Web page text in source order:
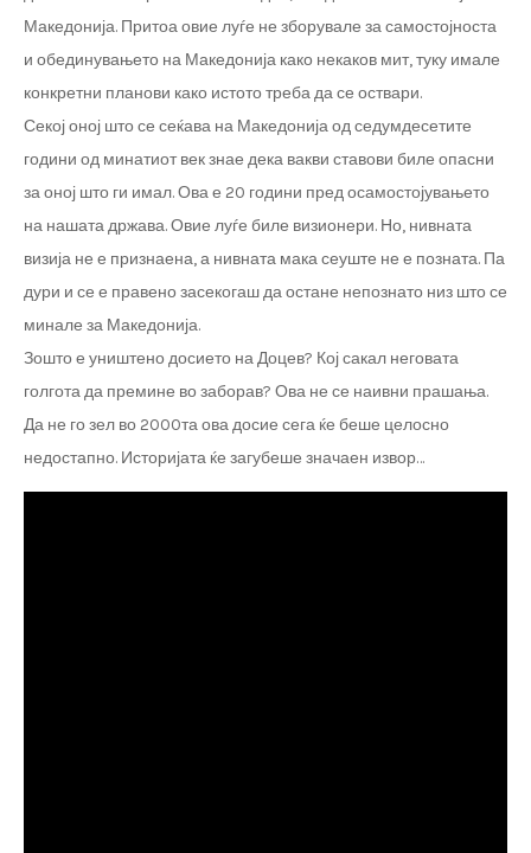
Македонија. Притоа овие луѓе не зборувале за самостојноста
и обединувањето на Македонија како некаков мит, туку имале
конкретни планови како истото треба да се оствари.
Секој оној што се сеќава на Македонија од седумдесетите
години од минатиот век знае дека вакви ставови биле опасни
за оној што ги имал. Ова е 20 години пред осамостојувањето
на нашата држава. Овие луѓе биле визионери. Но, нивната
визија не е признаена, а нивната мака сеуште не е позната. Па
дури и се е правено засекогаш да остане непознато низ што се
минале за Македонија.
Зошто е уништено досието на Доцев? Кој сакал неговата
голгота да премине во заборав? Ова не се наивни прашања.
Да не го зел во 2000та ова досие сега ќе беше целосно
недостапно. Историјата ќе загубеше значаен извор…